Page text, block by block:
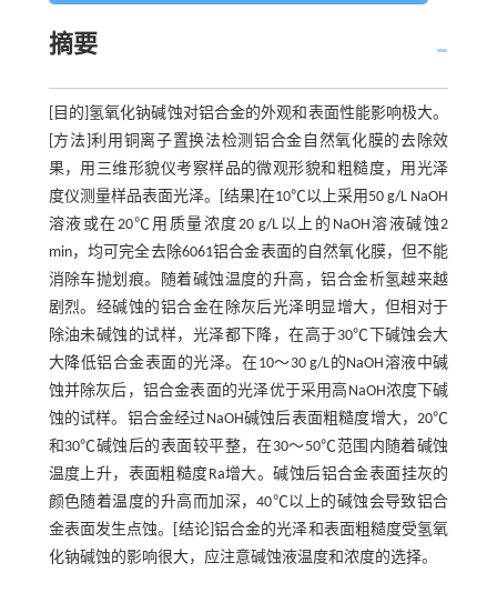
摘要
[目的]氢氧化钠碱蚀对铝合金的外观和表面性能影响极大。
[方法]利用铜离子置换法检测铝合金自然氧化膜的去除效
果，用三维形貌仪考察样品的微观形貌和粗糙度，用光泽
度仪测量样品表面光泽。[结果]在10℃以上采用50 g/L NaOH
溶液或在20℃用质量浓度20 g/L以上的NaOH溶液碱蚀2
min，均可完全去除6061铝合金表面的自然氧化膜，但不能
消除车抛划痕。随着碱蚀温度的升高，铝合金析氢越来越
剧烈。经碱蚀的铝合金在除灰后光泽明显增大，但相对于
除油未碱蚀的试样，光泽都下降，在高于30℃下碱蚀会大
大降低铝合金表面的光泽。在10～30 g/L的NaOH溶液中碱
蚀并除灰后，铝合金表面的光泽优于采用高NaOH浓度下碱
蚀的试样。铝合金经过NaOH碱蚀后表面粗糙度增大，20℃
和30℃碱蚀后的表面较平整，在30～50℃范围内随着碱蚀
温度上升，表面粗糙度Ra增大。碱蚀后铝合金表面挂灰的
颜色随着温度的升高而加深，40℃以上的碱蚀会导致铝合
金表面发生点蚀。[结论]铝合金的光泽和表面粗糙度受氢氧
化钠碱蚀的影响很大，应注意碱蚀液温度和浓度的选择。